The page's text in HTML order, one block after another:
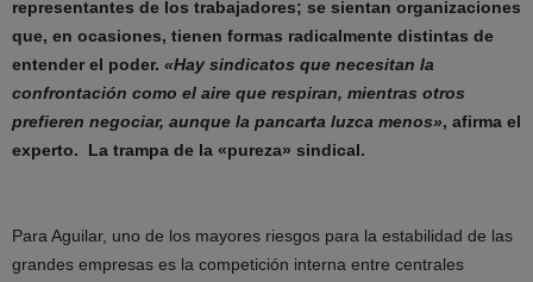
representantes de los trabajadores; se sientan organizaciones
que, en ocasiones, tienen formas radicalmente distintas de
entender el poder. «Hay sindicatos que necesitan la
confrontación como el aire que respiran, mientras otros
prefieren negociar, aunque la pancarta luzca menos», afirma el
experto. La trampa de la «pureza» sindical.
Para Aguilar, uno de los mayores riesgos para la estabilidad de las
grandes empresas es la competición interna entre centrales